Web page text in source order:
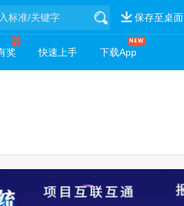
保存至桌面
奖 快速上手 下载App